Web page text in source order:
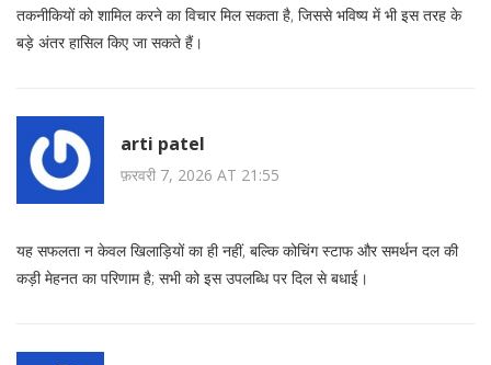
तकनीकियों को शामिल करने का विचार मिल सकता है, जिससे भविष्य में भी इस तरह के
बड़े अंतर हासिल किए जा सकते हैं।
arti patel
फ़रवरी 7, 2026 AT 21:55
यह सफलता न केवल खिलाड़ियों का ही नहीं, बल्कि कोचिंग स्टाफ और समर्थन दल की
कड़ी मेहनत का परिणाम है; सभी को इस उपलब्धि पर दिल से बधाई।